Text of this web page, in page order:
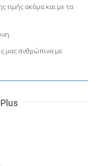
τιμής ακόμα και με τα
μας ανθρώπινα με